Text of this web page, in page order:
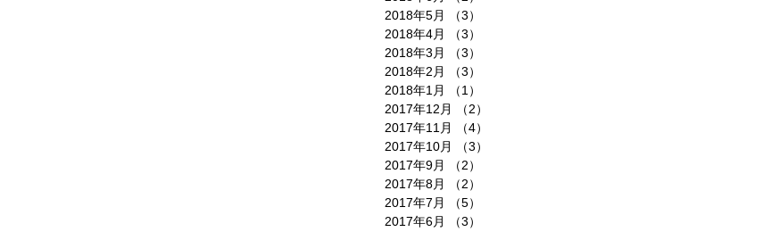
2018年5月
（3）
2018年4月
（3）
2018年3月
（3）
2018年2月
（3）
2018年1月
（1）
2017年12月
（2）
2017年11月
（4）
2017年10月
（3）
2017年9月
（2）
2017年8月
（2）
2017年7月
（5）
2017年6月
（3）